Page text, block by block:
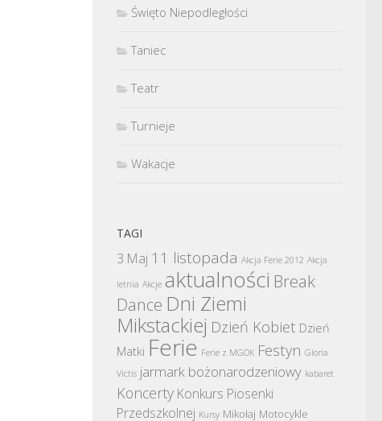
Święto Niepodległości
Taniec
Teatr
Turnieje
Wakacje
TAGI
3 Maj 11 listopada Akcja Ferie 2012 Akcja
letnia Akcje aktualności Break
Dance Dni Ziemi
Mikstackiej Dzień Kobiet Dzień
Matki Ferie Ferie z MGOK Festyn Gloria
Victis jarmark bożonarodzeniowy kabaret
Koncerty Konkurs Piosenki
Przedszkolnej Kursy Mikołaj Motocykle